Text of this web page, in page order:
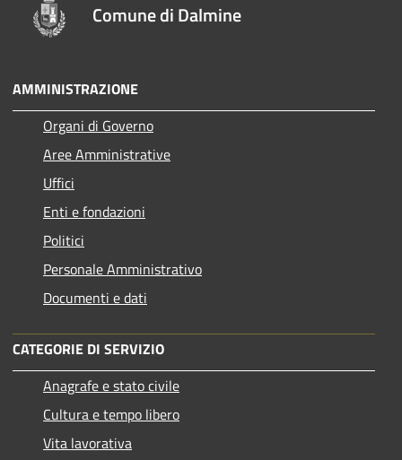
Comune di Dalmine
AMMINISTRAZIONE
Organi di Governo
Aree Amministrative
Uffici
Enti e fondazioni
Politici
Personale Amministrativo
Documenti e dati
CATEGORIE DI SERVIZIO
Anagrafe e stato civile
Cultura e tempo libero
Vita lavorativa